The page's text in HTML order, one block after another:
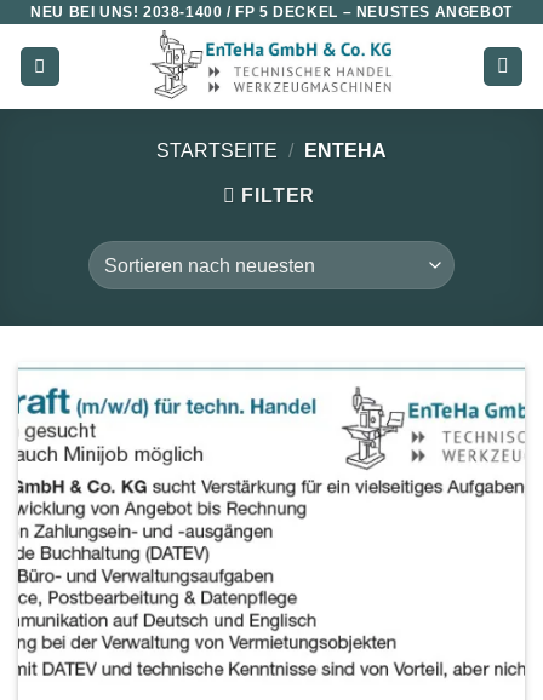
Zum
Inhalt
springen
NEU BEI UNS!2038-1400 / FP 5 DECKEL – NEUSTES ANGEBOT
STARTSEITE / ENTEHA
FILTER